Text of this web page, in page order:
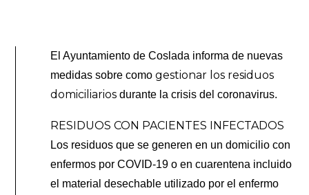
El Ayuntamiento de Coslada informa de nuevas
medidas sobre comogestionar los residuos
domiciliarios durante la crisis del coronavirus.
RESIDUOS CON PACIENTES INFECTADOS
Los residuos que se generen en un domicilio con
enfermos por COVID-19 o en cuarentena incluido
el material desechable utilizado por el enfermo